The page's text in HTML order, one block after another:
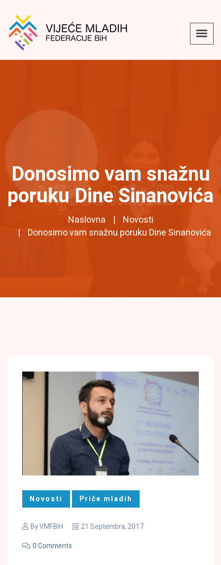
Donosimo vam snažnu
poruku Dine Sinanovića
Naslovna
Novosti
Donosimo vam snažnu poruku Dine Sinanovića
Vijeće Mladih
Novosti Priče mladih
ByVMFBiH
21 Septembra, 2017
0 Comments